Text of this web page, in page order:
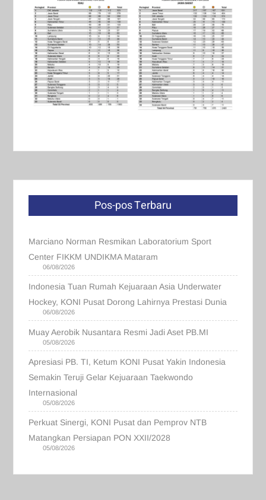
Pos-pos Terbaru
Marciano Norman Resmikan Laboratorium Sport
Center FIKKM UNDIKMA Mataram
06/08/2026
Indonesia Tuan Rumah Kejuaraan Asia Underwater
Hockey, KONI Pusat Dorong Lahirnya Prestasi Dunia
06/08/2026
Muay Aerobik Nusantara Resmi Jadi Aset PB.MI
05/08/2026
Apresiasi PB. TI, Ketum KONI Pusat Yakin Indonesia
Semakin Teruji Gelar Kejuaraan Taekwondo
Internasional
05/08/2026
Perkuat Sinergi, KONI Pusat dan Pemprov NTB
Matangkan Persiapan PON XXII/2028
05/08/2026